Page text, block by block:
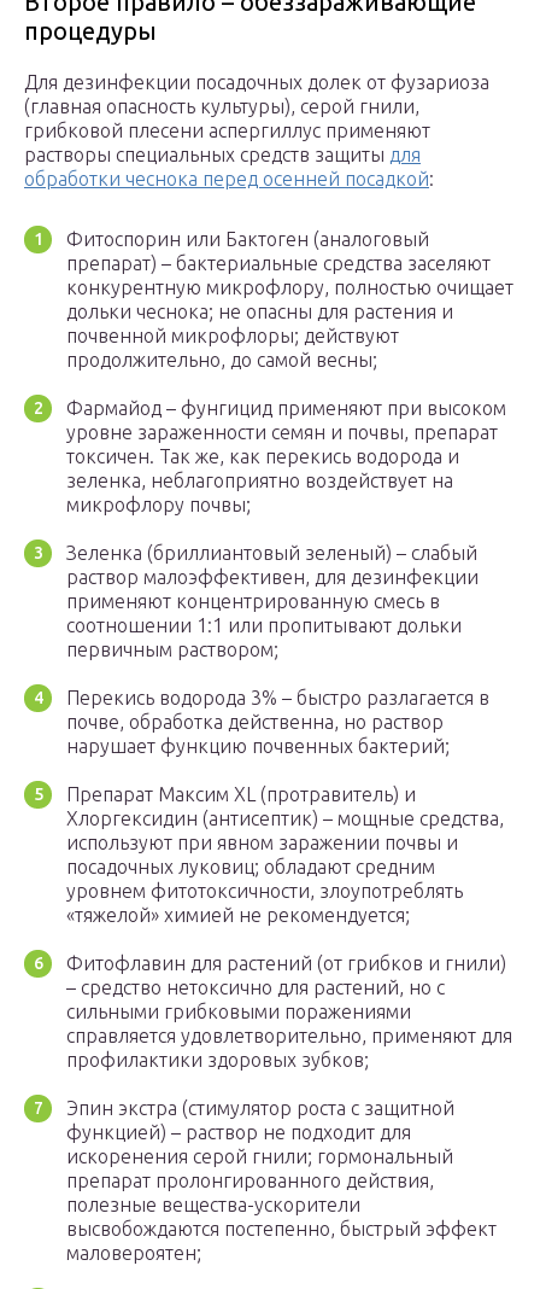
процедуры
Для дезинфекции посадочных долек от фузариоза
(главная опасность культуры), серой гнили,
грибковой плесени аспергиллус применяют
растворы специальных средств защиты для
обработки чеснока перед осенней посадкой:
Фитоспорин или Бактоген (аналоговый
препарат) – бактериальные средства заселяют
конкурентную микрофлору, полностью очищает
дольки чеснока; не опасны для растения и
почвенной микрофлоры; действуют
продолжительно, до самой весны;
Фармайод – фунгицид применяют при высоком
уровне зараженности семян и почвы, препарат
токсичен. Так же, как перекись водорода и
зеленка, неблагоприятно воздействует на
микрофлору почвы;
Зеленка (бриллиантовый зеленый) – слабый
раствор малоэффективен, для дезинфекции
применяют концентрированную смесь в
соотношении 1:1 или пропитывают дольки
первичным раствором;
Перекись водорода 3% – быстро разлагается в
почве, обработка действенна, но раствор
нарушает функцию почвенных бактерий;
Препарат Максим XL (протравитель) и
Хлоргексидин (антисептик) – мощные средства,
используют при явном заражении почвы и
посадочных луковиц; обладают средним
уровнем фитотоксичности, злоупотреблять
«тяжелой» химией не рекомендуется;
Фитофлавин для растений (от грибков и гнили)
– средство нетоксично для растений, но с
сильными грибковыми поражениями
справляется удовлетворительно, применяют для
профилактики здоровых зубков;
Эпин экстра (стимулятор роста с защитной
функцией) – раствор не подходит для
искоренения серой гнили; гормональный
препарат пролонгированного действия,
полезные вещества-ускорители
высвобождаются постепенно, быстрый эффект
маловероятен;